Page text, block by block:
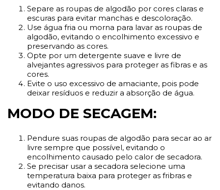
Separe as roupas de algodão por cores claras e
escuras para evitar manchas e descoloração.
Use água fria ou morna para lavar as roupas de
algodão, evitando o encolhimento excessivo e
preservando as cores.
Opte por um detergente suave e livre de
alvejantes agressivos para proteger as fibras e as
cores.
Evite o uso excessivo de amaciante, pois pode
deixar resíduos e reduzir a absorção de água.
MODO DE SECAGEM:
Pendure suas roupas de algodão para secar ao ar
livre sempre que possível, evitando o
encolhimento causado pelo calor de secadora.
Se precisar usar a secadora selecione uma
temperatura baixa para proteger as fribras e
evitando danos.